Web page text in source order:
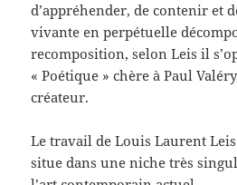
d’appréhender, de contenir et
vivante en perpétuelle
recomposition, selon Leis il
« Poétique » chère à Paul
créateur.
Le travail de Louis Laurent
situe dans une niche très